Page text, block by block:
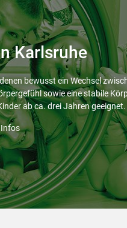
Karlsruhe
bewusst ein Wechsel
sowie eine stabile
ab ca. drei Jahren geeignet.